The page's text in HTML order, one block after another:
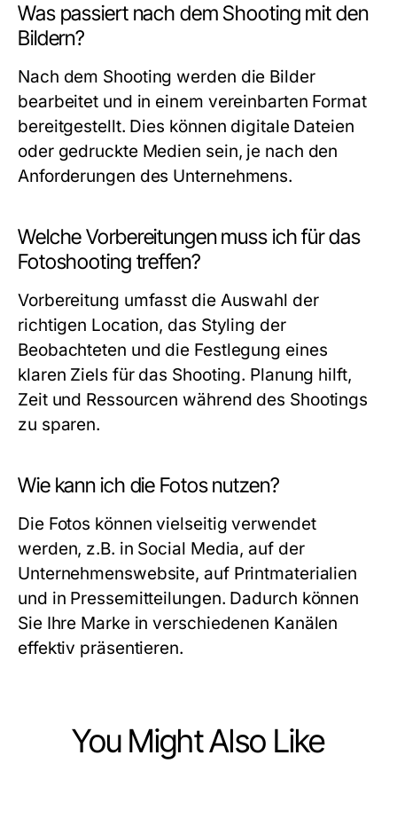
Was passiert nach dem Shooting mit den
Bildern?
Nach dem Shooting werden die Bilder
bearbeitet und in einem vereinbarten Format
bereitgestellt. Dies können digitale Dateien
oder gedruckte Medien sein, je nach den
Anforderungen des Unternehmens.
Welche Vorbereitungen muss ich für das
Fotoshooting treffen?
Vorbereitung umfasst die Auswahl der
richtigen Location, das Styling der
Beobachteten und die Festlegung eines
klaren Ziels für das Shooting. Planung hilft,
Zeit und Ressourcen während des Shootings
zu sparen.
Wie kann ich die Fotos nutzen?
Die Fotos können vielseitig verwendet
werden, z.B. in Social Media, auf der
Unternehmenswebsite, auf Printmaterialien
und in Pressemitteilungen. Dadurch können
Sie Ihre Marke in verschiedenen Kanälen
effektiv präsentieren.
You Might Also Like